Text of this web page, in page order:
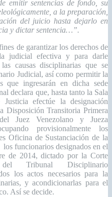
emitir sentencias de fondo, su
a la preparación,
del juicio hasta dejarlo en
y dictar sentencia…”.
de garantizar los derechos de
judicial efectiva y para darle
causas disciplinarias que se
Judicial, así como permitir la
que ingresarán en dicha sede
declara que, hasta tanto la Sala
efectúe la designación
Disposición Transitoria Primera
Juez Venezolano y Jueza
provisionalmente los
Oficina de Sustanciación de la
funcionarios designados en el
de 2014, dictado por la Corte
Tribunal Disciplinario
los actos necesarios para la
y acondicionarlas para el
Así se decide.